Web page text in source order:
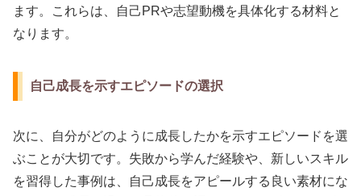
ます。これらは、自己PRや志望動機を具体化する材料と
なります。
自己成長を示すエピソードの選択
次に、自分がどのように成長したかを示すエピソードを選
ぶことが大切です。失敗から学んだ経験や、新しいスキル
を習得した事例は、自己成長をアピールする良い素材にな